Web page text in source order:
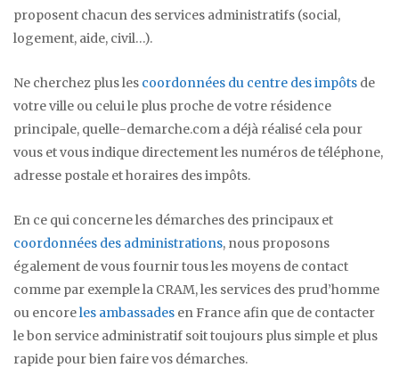
proposent chacun des services administratifs (social,
logement, aide, civil…).
Ne cherchez plus les coordonnées du centre des impôts de
votre ville ou celui le plus proche de votre résidence
principale, quelle-demarche.com a déjà réalisé cela pour
vous et vous indique directement les numéros de téléphone,
adresse postale et horaires des impôts.
En ce qui concerne les démarches des principaux et
coordonnées des administrations, nous proposons
également de vous fournir tous les moyens de contact
comme par exemple la CRAM, les services des prud’homme
ou encoreles ambassades en France afin que de contacter
le bon service administratif soit toujours plus simple et plus
rapide pour bien faire vos démarches.